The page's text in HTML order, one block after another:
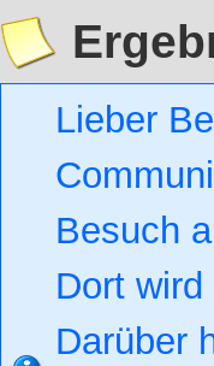
Lieber
Besuch
Dort
Darüber